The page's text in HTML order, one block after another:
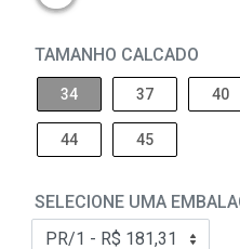
TAMANHO CALCADO
34 37 40
44 45
SELECIONE UMA